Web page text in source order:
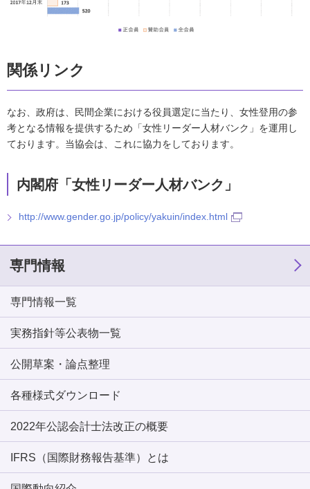
関係リンク
なお、政府は、民間企業における役員選定に当たり、女性登用の参
考となる情報を提供するため「女性リーダー人材バンク」を運用し
ております。当協会は、これに協力をしております。
内閣府「女性リーダー人材バンク」
http://www.gender.go.jp/policy/yakuin/index.html
専門情報
専門情報一覧
実務指針等公表物一覧
公開草案・論点整理
各種様式ダウンロード
2022年公認会計士法改正の概要
IFRS（国際財務報告基準）とは